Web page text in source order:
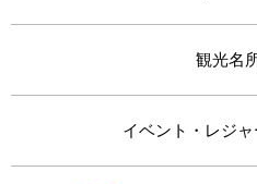
観光名
イベント・レジ